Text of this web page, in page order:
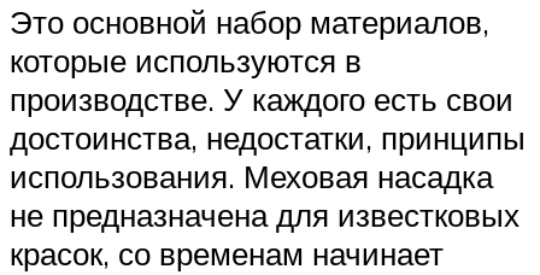
Это основной набор материалов,
которые используются в
производстве. У каждого есть свои
достоинства, недостатки, принципы
использования. Меховая насадка
не предназначена для известковых
красок, со временам начинает